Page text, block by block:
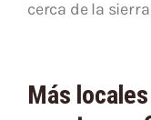
cerca de la
Más